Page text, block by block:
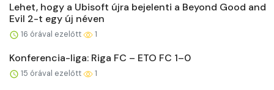
Lehet, hogy a Ubisoft újra bejelenti a Beyond Good and
Evil 2-t egy új néven
16 órával ezelőtt 1
Konferencia-liga: Riga FC – ETO FC 1–0
15 órával ezelőtt 1